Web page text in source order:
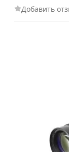
Добавить